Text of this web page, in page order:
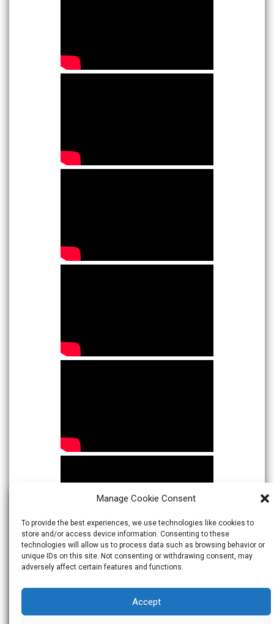
Manage Cookie Consent
To provide the best experiences, we use technologies like cookies to
store and/or access device information. Consenting to these
technologies will allow us to process data such as browsing behavior or
unique IDs on this site. Not consenting or withdrawing consent, may
adversely affect certain features and functions.
Accept